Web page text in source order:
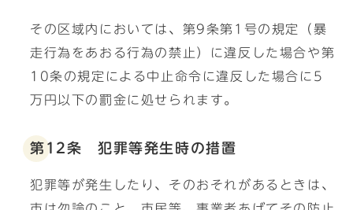
その区域内においては、第9条第1号の規定（暴
走行為をあおる行為の禁止）に違反した場合や第
10条の規定による中止命令に違反した場合に5
万円以下の罰金に処せられます。
第12条 犯罪等発生時の措置
犯罪等が発生したり、そのおそれがあるときは、